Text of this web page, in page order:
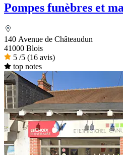
Pompes funèbres et
140 Avenue de Châteaudun
41000 Blois
5 /5 (16 avis)
top notes